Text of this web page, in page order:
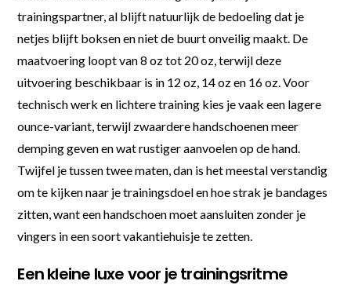
trainingspartner, al blijft natuurlijk de bedoeling dat je
netjes blijft boksen en niet de buurt onveilig maakt. De
maatvoering loopt van 8 oz tot 20 oz, terwijl deze
uitvoering beschikbaar is in 12 oz, 14 oz en 16 oz. Voor
technisch werk en lichtere training kies je vaak een lagere
ounce-variant, terwijl zwaardere handschoenen meer
demping geven en wat rustiger aanvoelen op de hand.
Twijfel je tussen twee maten, dan is het meestal verstandig
om te kijken naar je trainingsdoel en hoe strak je bandages
zitten, want een handschoen moet aansluiten zonder je
vingers in een soort vakantiehuisje te zetten.
Een kleine luxe voor je trainingsritme